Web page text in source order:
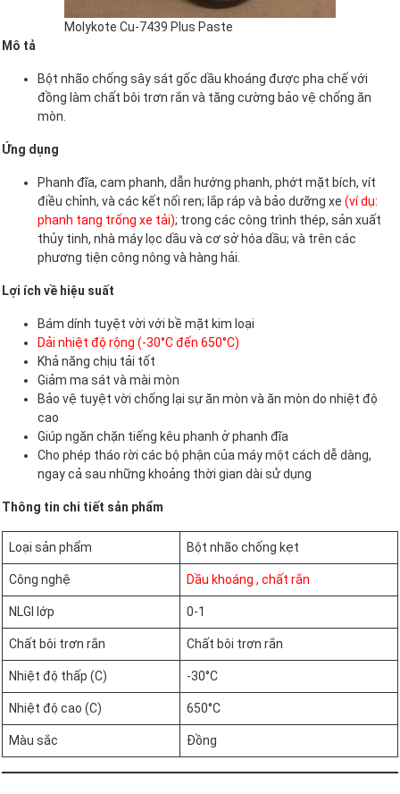
Molykote Cu-7439 Plus Paste
Mô tả
Bột nhão chống sây sát gốc dầu khoáng được pha chế với
đồng làm chất bôi trơn rắn và tăng cường bảo vệ chống ăn
mòn.
Ứng dụng
Phanh đĩa, cam phanh, dẫn hướng phanh, phớt mặt bích, vít
điều chỉnh, và các kết nối ren; lắp ráp và bảo dưỡng xe (ví dụ:
phanh tang trống xe tải); trong các công trình thép, sản xuất
thủy tinh, nhà máy lọc dầu và cơ sở hóa dầu; và trên các
phương tiện công nông và hàng hải.
Lợi ích về hiệu suất
Bám dính tuyệt vời với bề mặt kim loại
Dải nhiệt độ rộng (-30°C đến 650°C)
Khả năng chịu tải tốt
Giảm ma sát và mài mòn
Bảo vệ tuyệt vời chống lại sự ăn mòn và ăn mòn do nhiệt độ
cao
Giúp ngăn chặn tiếng kêu phanh ở phanh đĩa
Cho phép tháo rời các bộ phận của máy một cách dễ dàng,
ngay cả sau những khoảng thời gian dài sử dụng
Thông tin chi tiết sản phẩm
Loại sản phẩm Bột nhão chống kẹt
Công nghệ Dầu khoáng , chất rắn
NLGI lớp 0-1
Chất bôi trơn rắn Chất bôi trơn rắn
Nhiệt độ thấp (C) -30°C
Nhiệt độ cao (C) 650°C
Màu sắc Đồng